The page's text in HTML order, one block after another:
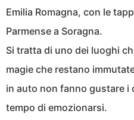
Emilia Romagna, con le
Parmense a Soragna.
Si tratta di uno dei luoghi
magie che restano
in auto non fanno gustare i
tempo di emozionarsi.